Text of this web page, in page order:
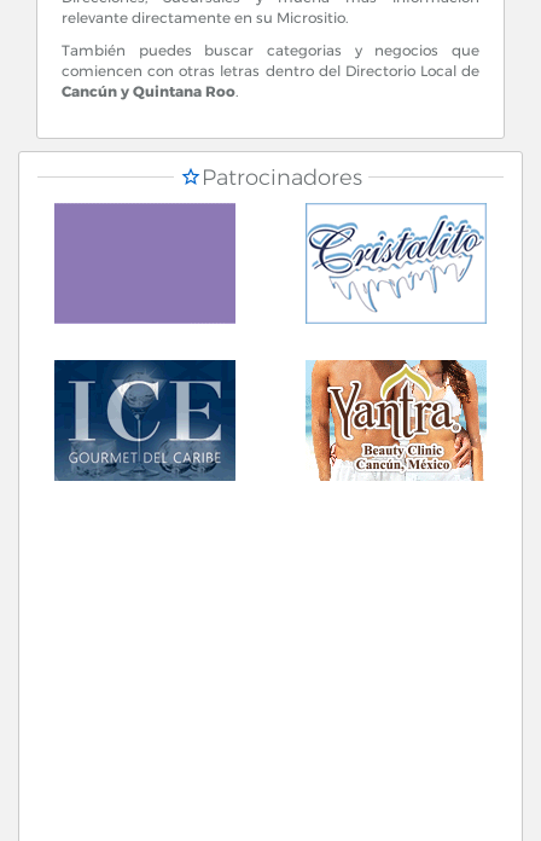
relevante directamente en su Micrositio.
También puedes buscar categorias y negocios que
comiencen con otras letras dentro del Directorio Local de
Cancún y Quintana Roo.
Patrocinadores